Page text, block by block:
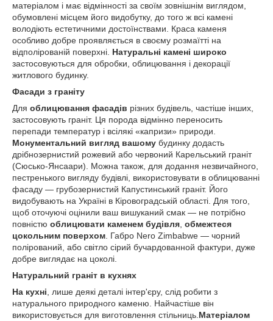
матеріалом і має відмінності за своїм зовнішнім виглядом,
обумовлені місцем його видобутку, до того ж всі камені
володіють естетичними достоїнствами. Краса каменя
особливо добре проявляється в своєму розмаїтті на
відполірованій поверхні. Натуральні камені широко
застосовуються для обробки, облицювання і декорації
житлового будинку.
Фасади з граніту
Для облицювання фасадів різних будівель, частіше інших,
застосовують граніт. Ця порода відмінно переносить
перепади температур і всілякі «капризи» природи.
Монументальний вигляд вашому будинку додасть
дрібнозернистий рожевий або червоний Карельський граніт
(Сюсько-Янсаари). Можна також, для додання незвичайного,
пестренького вигляду будівлі, використовувати в облицюванні
фасаду — грубозернистий Капустинський граніт. Його
видобувають на Україні в Кіровоградській області. Для того,
щоб оточуючі оцінили ваш вишуканий смак — не потрібно
повністю облицювати каменем будівля обмежтеся
цокольним поверхом . Габро Nero Zimbabwe — чорний
полірований, або світло сірий бучардованной фактури, дуже
добре виглядає на цоколі.
Натуральний граніт в кухнях
На кухні , лише деякі деталі інтер'єру, слід робити з
натурального природного каменю. Найчастіше він
використовується для виготовлення стільниць. Матеріалом